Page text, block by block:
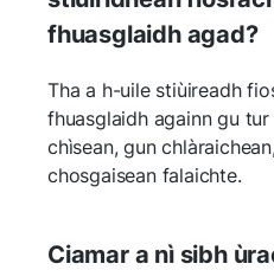
fhuasglaidh agad?
Tha a h-uile stiùireadh
fhuasglaidh againn gu
chìsean, gun
chosgaisean falaichte.
Ciamar a nì sibh